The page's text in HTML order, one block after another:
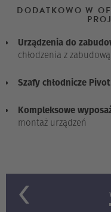
DODATKOWO W
Urządzenia do
chłodzenia z
Szafy chłodnicze Pivot
Kompleksowe
montaż urządzeń